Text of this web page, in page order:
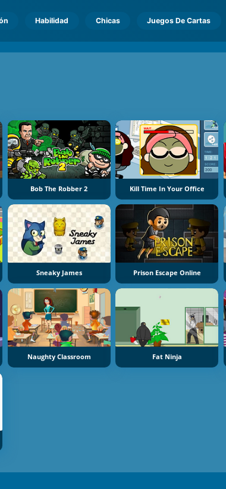
Habilidad Chicas Juegos De Cartas
Bob The Robber 2 Kill Time In Your Office
Sneaky James Prison Escape Online
Naughty Classroom Fat Ninja